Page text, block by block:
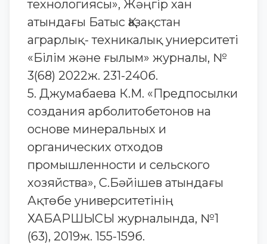
технологиясы», Жәңгір хан
атындағы Батыс Қазақстан
аграрлық- техникалық униерситеті
«Білім және ғылым» журналы, №
3(68) 2022ж. 231-240б.
5. Джумабаева К.М. «Предпосылки
создания арболитобетонов на
основе минеральных и
органических отходов
промышленности и сельского
хозяйства», С.Бәйішев атындағы
Ақтөбе университетінің
ХАБАРШЫСЫ журналында, №1
(63), 2019ж. 155-159б.